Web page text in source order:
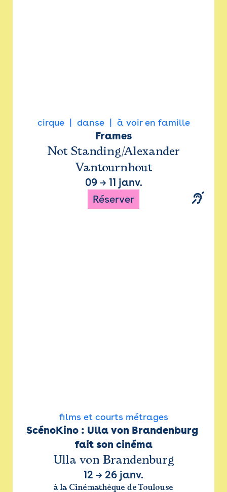
cirque danse à voir en famille
Frames
Not Standing/Alexander
Vantournhout
09→ 11 janv.
Réserver
films et courts métrages
ScénoKino : Ulla von Brandenburg
fait son cinéma
Ulla von Brandenburg
12 → 26 janv.
à la Cinémathèque de Toulouse